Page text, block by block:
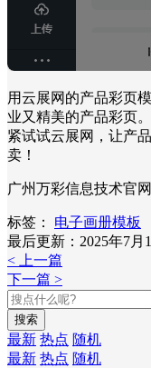
用云展网的产品彩页
业又精美的产品彩页
紧试试云展网，让产
卖！
广州万彩信息技术官网
标签：
电子画册模板
最后更新：2025年7月
< 上一篇
下一篇 >
搜索
最新 热点 随机
最新 热点 随机